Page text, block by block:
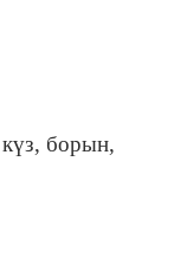
борын,